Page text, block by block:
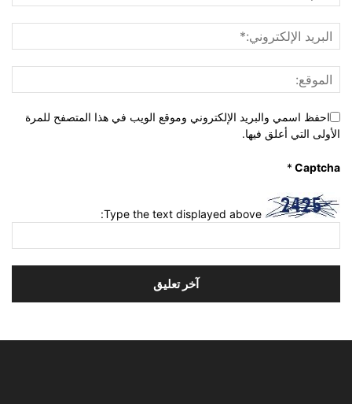
احفظ اسمي والبريد الإلكتروني وموقع الويب في هذا المتصفح للمرة
الأولى التي أعلق فيها.
Captcha
*
Type the text displayed above: